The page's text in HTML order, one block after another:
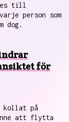
till
person som
dog.
för
kollat på
att flytta